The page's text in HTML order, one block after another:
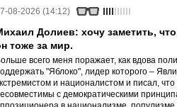
08-2026 (14:12)
Долиев: хочу заметить,
тоже за мир.
всего меня поражает, как вдова
"Яблоко", лидер которого –
и националистом и писал,
с демократическими